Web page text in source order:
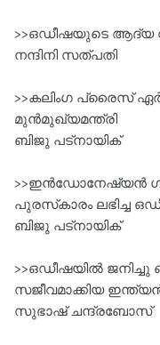
>>ഒഡീഷയുടെ ആദ്യ
നന്ദിനി സത്പതി
>>കലിംഗ പ്രൈസ്‌
മുൻമുഖ്യമന്ത്രി
ബിജു പട്നായിക്‌
>>ഇൻഡോനേഷ്യൻ
പുരസ്‌കാരം ലഭിച്ച
ബിജു പട്നായിക്‌
>>ഒഡീഷയിൽ ജനിച്ചു
സജീവമാക്കിയ
സുഭാഷ്‌ ചന്ദ്രബോസ്‌